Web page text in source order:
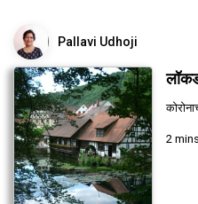
Pallavi Udhoji
2